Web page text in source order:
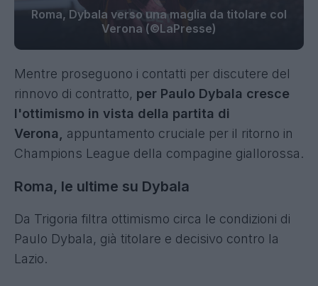
Roma, Dybala verso una maglia da titolare col
Verona (©LaPresse)
Mentre proseguono i contatti per discutere del
rinnovo di contratto, per Paulo Dybala cresce
l'ottimismo in vista della partita di
Verona, appuntamento cruciale per il ritorno in
Champions League della compagine giallorossa.
Roma, le ultime su Dybala
Da Trigoria filtra ottimismo circa le condizioni di
Paulo Dybala, già titolare e decisivo contro la
Lazio.